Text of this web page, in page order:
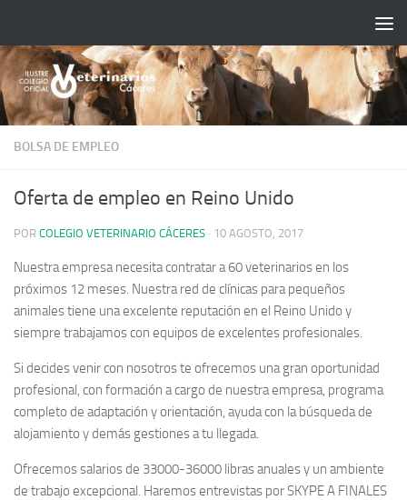
BOLSA DE EMPLEO
Oferta de empleo en Reino Unido
POR COLEGIO VETERINARIO CÁCERES · 10 AGOSTO, 2017
Nuestra empresa necesita contratar a 60 veterinarios en los
próximos 12 meses. Nuestra red de clínicas para pequeños
animales tiene una excelente reputación en el Reino Unido y
siempre trabajamos con equipos de excelentes profesionales.
Si decides venir con nosotros te ofrecemos una gran oportunidad
profesional, con formación a cargo de nuestra empresa, programa
completo de adaptación y orientación, ayuda con la búsqueda de
alojamiento y demás gestiones a tu llegada.
Ofrecemos salarios de 33000-36000 libras anuales y un ambiente
de trabajo excepcional. Haremos entrevistas por SKYPE A FINALES